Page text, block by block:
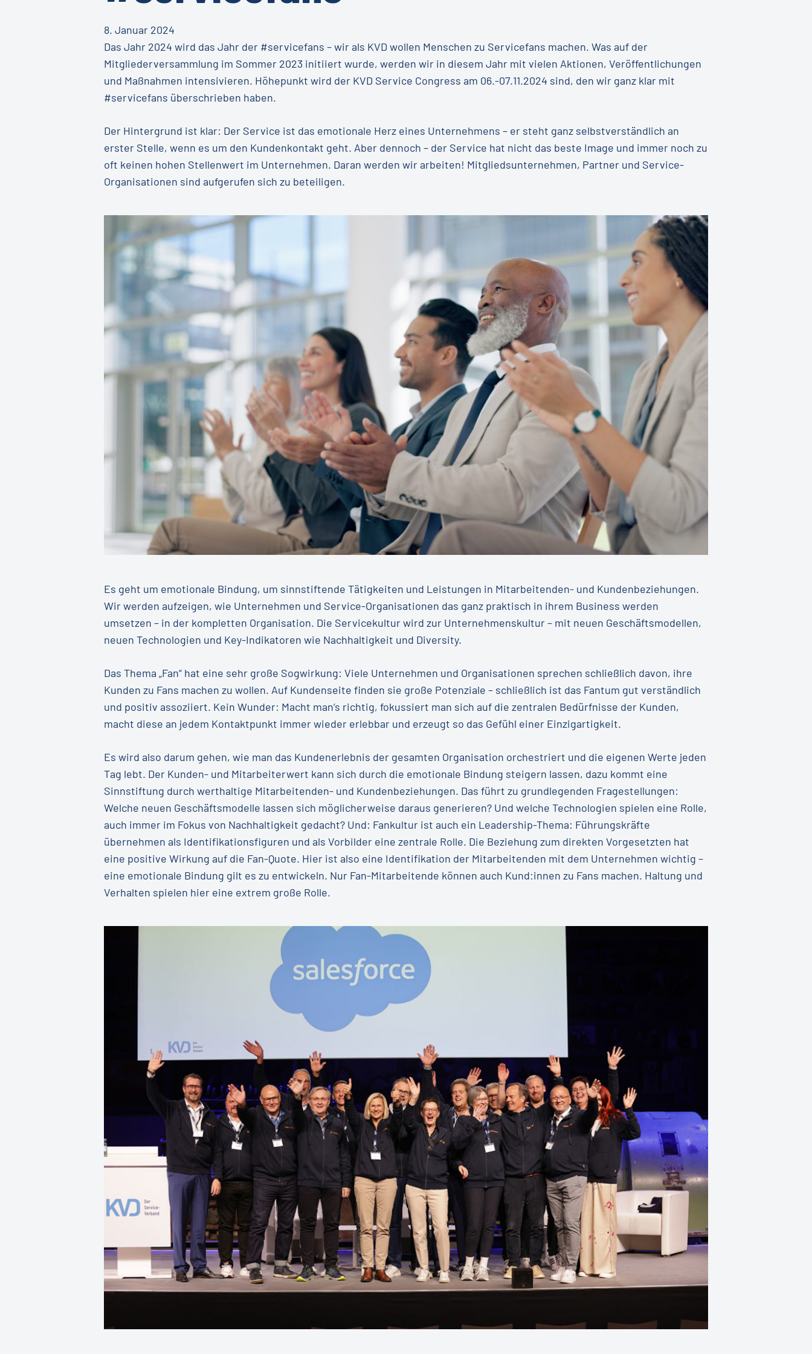
8. Januar 2024
Das Jahr 2024 wird das Jahr der #servicefans – wir als KVD wollen Menschen zu Servicefans machen. Was auf der
Mitgliederversammlung im Sommer 2023 initiiert wurde, werden wir in diesem Jahr mit vielen Aktionen, Veröffentlichungen
und Maßnahmen intensivieren. Höhepunkt wird der KVD Service Congress am 06.-07.11.2024 sind, den wir ganz klar mit
#servicefans überschrieben haben.
Der Hintergrund ist klar: Der Service ist das emotionale Herz eines Unternehmens – er steht ganz selbstverständlich an
erster Stelle, wenn es um den Kundenkontakt geht. Aber dennoch – der Service hat nicht das beste Image und immer noch zu
oft keinen hohen Stellenwert im Unternehmen. Daran werden wir arbeiten! Mitgliedsunternehmen, Partner und Service-
Organisationen sind aufgerufen sich zu beteiligen.
Es geht um emotionale Bindung, um sinnstiftende Tätigkeiten und Leistungen in Mitarbeitenden- und Kundenbeziehungen.
Wir werden aufzeigen, wie Unternehmen und Service-Organisationen das ganz praktisch in ihrem Business werden
umsetzen – in der kompletten Organisation. Die Servicekultur wird zur Unternehmenskultur – mit neuen Geschäftsmodellen,
neuen Technologien und Key-Indikatoren wie Nachhaltigkeit und Diversity.
Das Thema „Fan“ hat eine sehr große Sogwirkung: Viele Unternehmen und Organisationen sprechen schließlich davon, ihre
Kunden zu Fans machen zu wollen. Auf Kundenseite finden sie große Potenziale – schließlich ist das Fantum gut verständlich
und positiv assoziiert. Kein Wunder: Macht man’s richtig, fokussiert man sich auf die zentralen Bedürfnisse der Kunden,
macht diese an jedem Kontaktpunkt immer wieder erlebbar und erzeugt so das Gefühl einer Einzigartigkeit.
Es wird also darum gehen, wie man das Kundenerlebnis der gesamten Organisation orchestriert und die eigenen Werte jeden
Tag lebt. Der Kunden- und Mitarbeiterwert kann sich durch die emotionale Bindung steigern lassen, dazu kommt eine
Sinnstiftung durch werthaltige Mitarbeitenden- und Kundenbeziehungen. Das führt zu grundlegenden Fragestellungen:
Welche neuen Geschäftsmodelle lassen sich möglicherweise daraus generieren? Und welche Technologien spielen eine Rolle,
auch immer im Fokus von Nachhaltigkeit gedacht? Und: Fankultur ist auch ein Leadership-Thema: Führungskräfte
übernehmen als Identifikationsfiguren und als Vorbilder eine zentrale Rolle. Die Beziehung zum direkten Vorgesetzten hat
eine positive Wirkung auf die Fan-Quote. Hier ist also eine Identifikation der Mitarbeitenden mit dem Unternehmen wichtig –
eine emotionale Bindung gilt es zu entwickeln. Nur Fan-Mitarbeitende können auch Kund:innen zu Fans machen. Haltung und
Verhalten spielen hier eine extrem große Rolle.